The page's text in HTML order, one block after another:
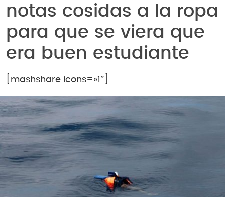
notas cosidas a la ropa
para que se viera que
era buen estudiante
[mashshare icons=»1″]